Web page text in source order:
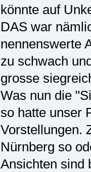
könnte auf
DAS war
nennenswerte
zu schwach
grosse
Was nun die
so hatte unser
Vorstellungen.
Nürnberg so
Ansichten sind